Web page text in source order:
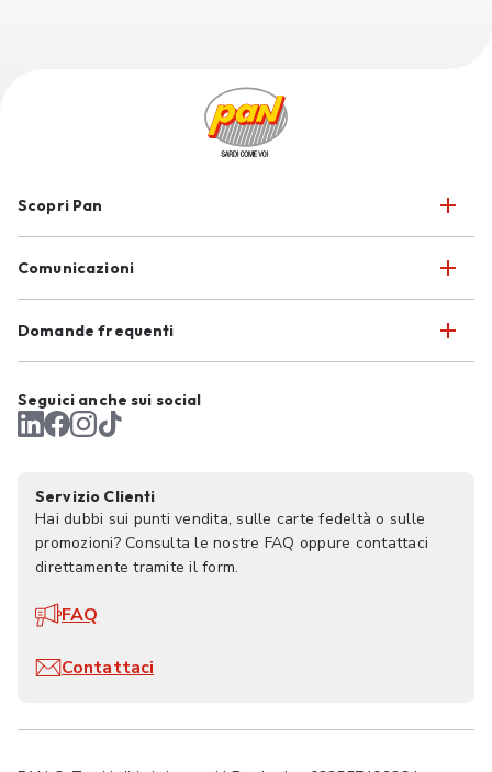
Scopri Pan
Comunicazioni
Domande frequenti
Seguici anche sui social
Servizio Clienti
Hai dubbi sui punti vendita, sulle carte fedeltà o sulle
promozioni? Consulta le nostre FAQ oppure contattaci
direttamente tramite il form.
FAQ
Contattaci